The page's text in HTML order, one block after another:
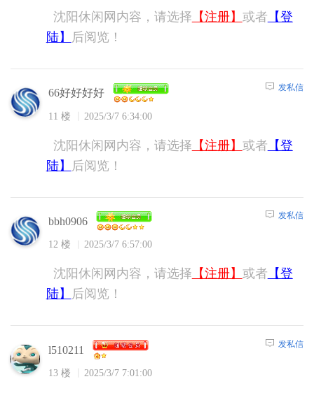
沈阳休闲网内容，请选择 【注册】 或者 【登
陆】
后阅览！
66好好好好
11 楼 2025/3/7 6:34:00
发私信
沈阳休闲网内容，请选择 【注册】 或者 【登
陆】
后阅览！
bbh0906
12 楼 2025/3/7 6:57:00
发私信
沈阳休闲网内容，请选择 【注册】 或者 【登
陆】
后阅览！
l510211
13 楼 2025/3/7 7:01:00
发私信